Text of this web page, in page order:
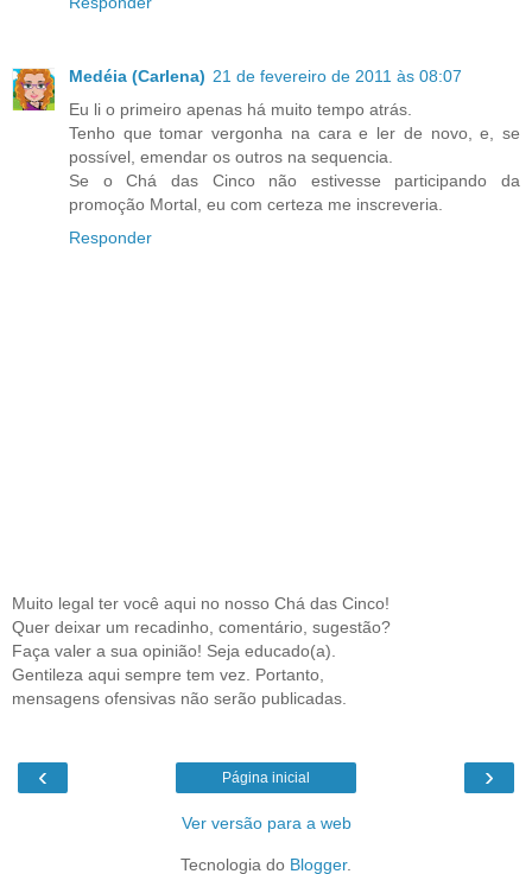
Medéia (Carlena) 21 de fevereiro de 2011 às 08:07
Eu li o primeiro apenas há muito tempo atrás.
Tenho que tomar vergonha na cara e ler de novo, e, se
possível, emendar os outros na sequencia.
Se o Chá das Cinco não estivesse participando da
promoção Mortal, eu com certeza me inscreveria.
Responder
Muito legal ter você aqui no nosso Chá das Cinco!
Quer deixar um recadinho, comentário, sugestão?
Faça valer a sua opinião! Seja educado(a).
Gentileza aqui sempre tem vez. Portanto,
mensagens ofensivas não serão publicadas.
‹ ›
Página inicial
Ver versão para a web
Tecnologia do Blogger.